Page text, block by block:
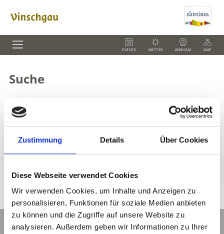
Zustimmung Details Über Cookies
Diese Webseite verwendet Cookies
Wir verwenden Cookies, um Inhalte und Anzeigen zu
personalisieren, Funktionen für soziale Medien anbieten
zu können und die Zugriffe auf unsere Website zu
analysieren. Außerdem geben wir Informationen zu Ihrer
EVENTS WETTER WEBCAM MAP
Suche
Zum Suchbegriff""wurden0Einträge gefunden
URLAUB IM VINSCHGAU